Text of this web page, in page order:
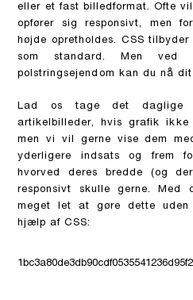
eller et fast billedformat. Ofte
opfører sig responsivt, men
højde opretholdes. CSS
som standard. Men
polstringsejendom kan du nå dit
Lad os tage det daglige
artikelbilleder, hvis grafik
men vi vil gerne vise dem
yderligere indsats og frem
hvorved deres bredde (og
responsivt skulle gerne. Med
meget let at gøre dette uden
hjælp af CSS:
1bc3a80de3db90cdf0535541236d95f2